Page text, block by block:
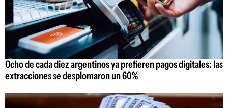
Ocho de cada diez argentinos ya prefieren pagos digitales: las
extracciones se desplomaron un 60%